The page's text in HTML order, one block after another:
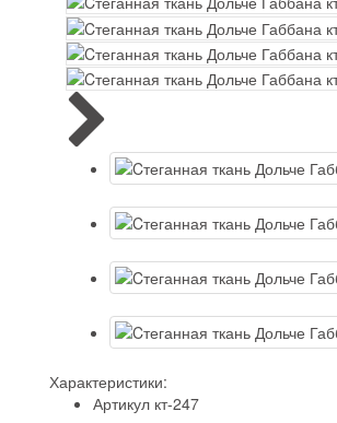
Характеристики:
Артикул кт-247